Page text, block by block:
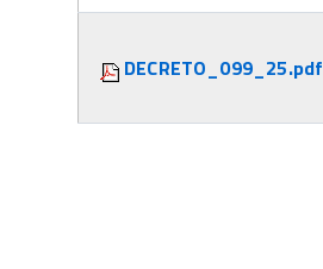
DECRETO_099_25.pdf